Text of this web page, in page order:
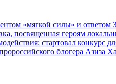
«мягкой силы» и ответом
посвященная героям
стартовал конкурс
блогера Азиза